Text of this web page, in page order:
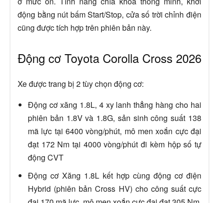
động bằng nút bấm Start/Stop, cửa số trời chỉnh điện
cũng được tích hợp trên phiên bản này.
Động cơ Toyota Corolla Cross 2026
Xe được trang bị 2 tùy chọn động cơ:
Động cơ xăng 1.8L, 4 xy lanh thẳng hàng cho hai
phiên bản 1.8V và 1.8G, sản sinh công suất 138
mã lực tại 6400 vòng/phút, mô men xoắn cực đại
đạt 172 Nm tại 4000 vòng/phút đi kèm hộp số tự
động CVT
Động cơ Xăng 1.8L kết hợp cùng động cơ điện
Hybrid (phiên bản Cross HV) cho công suất cực